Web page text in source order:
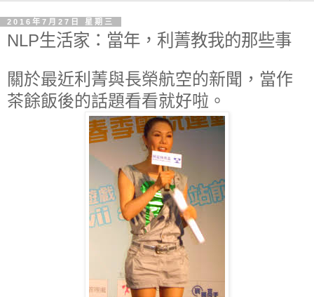
2016年7月27日 星期三
NLP生活家：當年，利菁教我的那些事
關於最近利菁與長榮航空的新聞，當作
茶餘飯後的話題看看就好啦。